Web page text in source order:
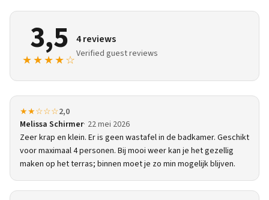
3,5
★★★★☆
4 reviews
Verified guest reviews
★★☆☆☆2,0
Melissa Schirmer 22 mei 2026
Zeer krap en klein. Er is geen wastafel in de badkamer. Geschikt
voor maximaal 4 personen. Bij mooi weer kan je het gezellig
maken op het terras; binnen moet je zo min mogelijk blijven.